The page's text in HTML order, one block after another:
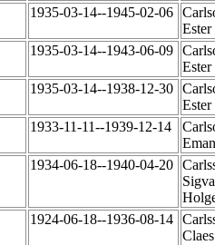
1935-03-14--1945-02-06
1935-03-14--1943-06-09
1935-03-14--1938-12-30
1933-11-11--1939-12-14
1934-06-18--1940-04-20
1924-06-18--1936-08-14